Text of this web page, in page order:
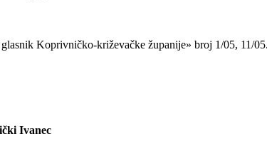
Koprivničko-križevačke županije» broj 1/05, 11/
Ivanec